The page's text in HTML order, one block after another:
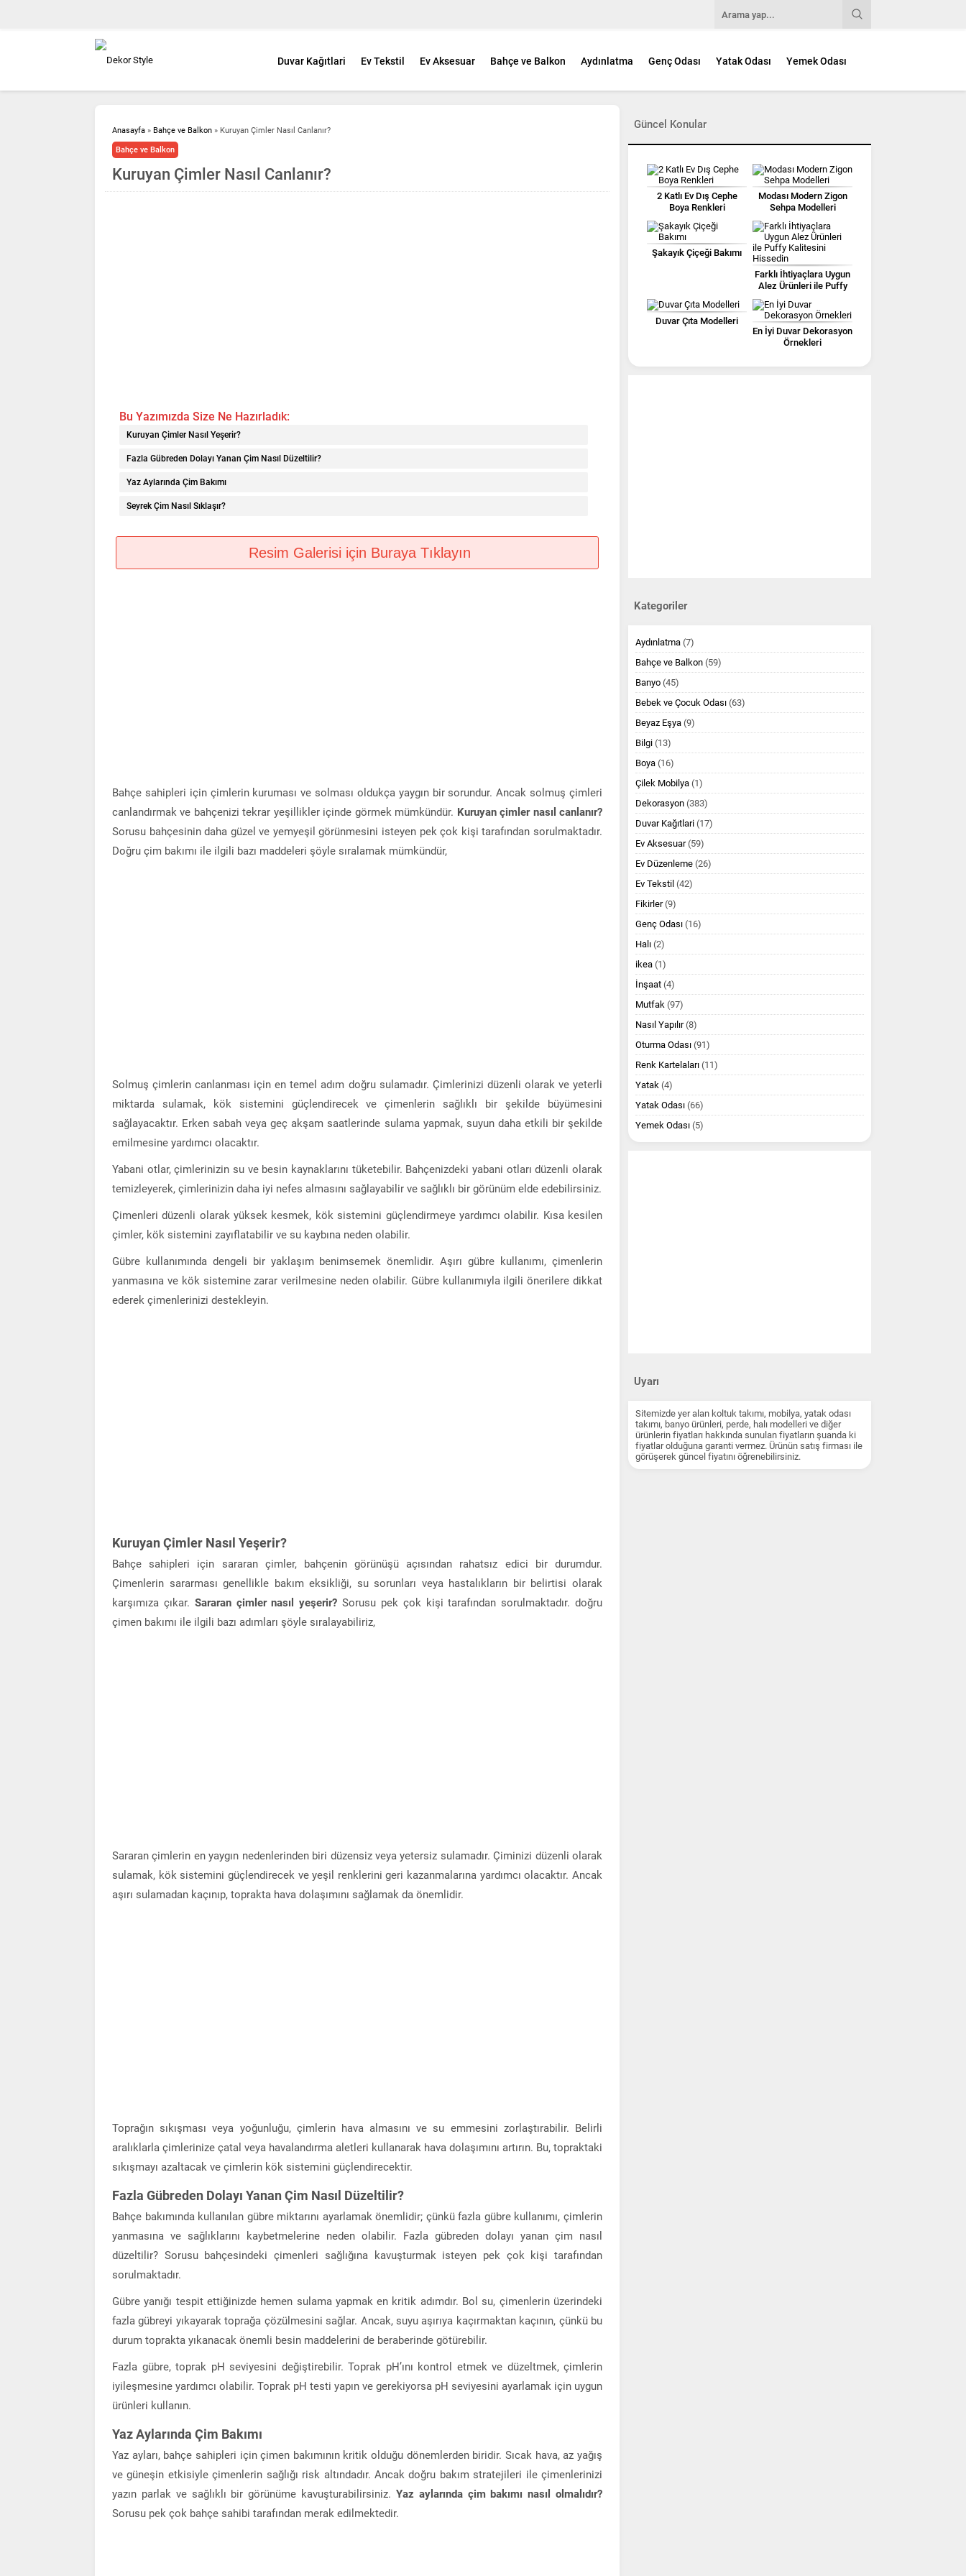
Duvar Kağıtlari Ev Tekstil Ev Aksesuar Bahçe ve Balkon Aydınlatma Genç Odası Yatak Odası Yemek Odası
Anasayfa » Bahçe ve Balkon » Kuruyan Çimler Nasıl Canlanır?
Bahçe ve Balkon
Kuruyan Çimler Nasıl Canlanır?
Bu Yazımızda Size Ne Hazırladık:
Kuruyan Çimler Nasıl Yeşerir?
Fazla Gübreden Dolayı Yanan Çim Nasıl Düzeltilir?
Yaz Aylarında Çim Bakımı
Seyrek Çim Nasıl Sıklaşır?
Resim Galerisi için Buraya Tıklayın
Bahçe sahipleri için çimlerin kuruması ve solması oldukça yaygın bir sorundur. Ancak solmuş çimleri
canlandırmak ve bahçenizi tekrar yeşillikler içinde görmek mümkündür. Kuruyan çimler nasıl canlanır?
Sorusu bahçesinin daha güzel ve yemyeşil görünmesini isteyen pek çok kişi tarafından sorulmaktadır.
Doğru çim bakımı ile ilgili bazı maddeleri şöyle sıralamak mümkündür,
Solmuş çimlerin canlanması için en temel adım doğru sulamadır. Çimlerinizi düzenli olarak ve yeterli
miktarda sulamak, kök sistemini güçlendirecek ve çimenlerin sağlıklı bir şekilde büyümesini
sağlayacaktır. Erken sabah veya geç akşam saatlerinde sulama yapmak, suyun daha etkili bir şekilde
emilmesine yardımcı olacaktır.
Yabani otlar, çimlerinizin su ve besin kaynaklarını tüketebilir. Bahçenizdeki yabani otları düzenli olarak
temizleyerek, çimlerinizin daha iyi nefes almasını sağlayabilir ve sağlıklı bir görünüm elde edebilirsiniz.
Çimenleri düzenli olarak yüksek kesmek, kök sistemini güçlendirmeye yardımcı olabilir. Kısa kesilen
çimler, kök sistemini zayıflatabilir ve su kaybına neden olabilir.
Gübre kullanımında dengeli bir yaklaşım benimsemek önemlidir. Aşırı gübre kullanımı, çimenlerin
yanmasına ve kök sistemine zarar verilmesine neden olabilir. Gübre kullanımıyla ilgili önerilere dikkat
ederek çimenlerinizi destekleyin.
Kuruyan Çimler Nasıl Yeşerir?
Bahçe sahipleri için sararan çimler, bahçenin görünüşü açısından rahatsız edici bir durumdur.
Çimenlerin sararması genellikle bakım eksikliği, su sorunları veya hastalıkların bir belirtisi olarak
karşımıza çıkar. Sararan çimler nasıl yeşerir? Sorusu pek çok kişi tarafından sorulmaktadır. doğru
çimen bakımı ile ilgili bazı adımları şöyle sıralayabiliriz,
Sararan çimlerin en yaygın nedenlerinden biri düzensiz veya yetersiz sulamadır. Çiminizi düzenli olarak
sulamak, kök sistemini güçlendirecek ve yeşil renklerini geri kazanmalarına yardımcı olacaktır. Ancak
aşırı sulamadan kaçınıp, toprakta hava dolaşımını sağlamak da önemlidir.
Toprağın sıkışması veya yoğunluğu, çimlerin hava almasını ve su emmesini zorlaştırabilir. Belirli
aralıklarla çimlerinize çatal veya havalandırma aletleri kullanarak hava dolaşımını artırın. Bu, topraktaki
sıkışmayı azaltacak ve çimlerin kök sistemini güçlendirecektir.
Fazla Gübreden Dolayı Yanan Çim Nasıl Düzeltilir?
Bahçe bakımında kullanılan gübre miktarını ayarlamak önemlidir; çünkü fazla gübre kullanımı, çimlerin
yanmasına ve sağlıklarını kaybetmelerine neden olabilir. Fazla gübreden dolayı yanan çim nasıl
düzeltilir? Sorusu bahçesindeki çimenleri sağlığına kavuşturmak isteyen pek çok kişi tarafından
sorulmaktadır.
Gübre yanığı tespit ettiğinizde hemen sulama yapmak en kritik adımdır. Bol su, çimenlerin üzerindeki
fazla gübreyi yıkayarak toprağa çözülmesini sağlar. Ancak, suyu aşırıya kaçırmaktan kaçının, çünkü bu
durum toprakta yıkanacak önemli besin maddelerini de beraberinde götürebilir.
Fazla gübre, toprak pH seviyesini değiştirebilir. Toprak pH’ını kontrol etmek ve düzeltmek, çimlerin
iyileşmesine yardımcı olabilir. Toprak pH testi yapın ve gerekiyorsa pH seviyesini ayarlamak için uygun
ürünleri kullanın.
Yaz Aylarında Çim Bakımı
Yaz ayları, bahçe sahipleri için çimen bakımının kritik olduğu dönemlerden biridir. Sıcak hava, az yağış
ve güneşin etkisiyle çimenlerin sağlığı risk altındadır. Ancak doğru bakım stratejileri ile çimenlerinizi
yazın parlak ve sağlıklı bir görünüme kavuşturabilirsiniz. Yaz aylarında çim bakımı nasıl olmalıdır?
Sorusu pek çok bahçe sahibi tarafından merak edilmektedir.
Güncel Konular
2 Katlı Ev Dış Cephe
Boya Renkleri
Modası Modern Zigon
Sehpa Modelleri
Şakayık Çiçeği Bakımı
Farklı İhtiyaçlara Uygun
Alez Ürünleri ile Puffy
Kalitesini Hissedin
Duvar Çıta Modelleri
En İyi Duvar Dekorasyon
Örnekleri
Kategoriler
Aydınlatma (7)
Bahçe ve Balkon (59)
Banyo (45)
Bebek ve Çocuk Odası (63)
Beyaz Eşya (9)
Bilgi (13)
Boya (16)
Çilek Mobilya (1)
Dekorasyon (383)
Duvar Kağıtlari (17)
Ev Aksesuar(59)
Ev Düzenleme (26)
Ev Tekstil (42)
Fikirler(9)
Genç Odası (16)
Halı (2)
ikea (1)
İnşaat (4)
Mutfak (97)
Nasıl Yapılır(8)
Oturma Odası (91)
Renk Kartelaları (11)
Yatak (4)
Yatak Odası (66)
Yemek Odası (5)
Uyarı
Sitemizde yer alan koltuk takımı, mobilya, yatak odası
takımı, banyo ürünleri, perde, halı modelleri ve diğer
ürünlerin fiyatları hakkında sunulan fiyatların şuanda ki
fiyatlar olduğuna garanti vermez. Ürünün satış firması ile
görüşerek güncel fiyatını öğrenebilirsiniz.